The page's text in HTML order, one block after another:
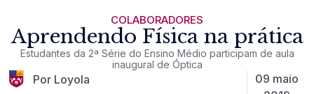
COLABORADORES
Aprendendo Física na prática
Estudantes da 2ª Série do Ensino Médio participam de aula
inaugural de Óptica
Por Loyola
09 maio